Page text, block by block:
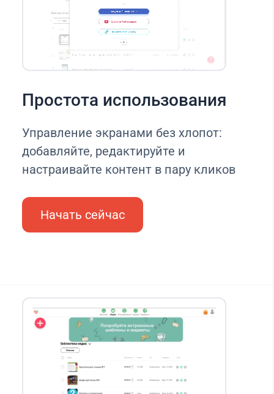
Простота использования
Управление экранами без хлопот:
добавляйте, редактируйте и
настраивайте контент в пару кликов
Начать сейчас